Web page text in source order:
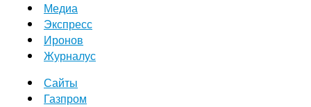
Медиа
Экспресс
Иронов
Журналус
Сайты
Газпром